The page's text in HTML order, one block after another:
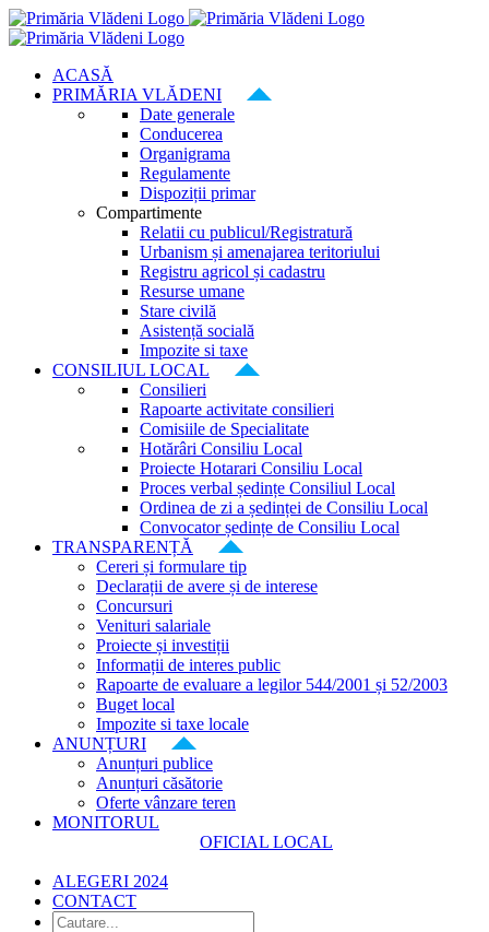
Skip
to
ACASĂ
PRIMĂRIA VLĂDENI
Date generale
Conducerea
Organigrama
Regulamente
Dispoziții primar
Compartimente
Relatii cu publicul/Registratură
Urbanism și amenajarea teritoriului
Registru agricol și cadastru
Resurse umane
Stare civilă
Asistență socială
Impozite si taxe
CONSILIUL LOCAL
Consilieri
Rapoarte activitate consilieri
Comisiile de Specialitate
Hotărâri Consiliu Local
Proiecte Hotarari Consiliu Local
Proces verbal ședințe Consiliul Local
Ordinea de zi a ședinței de Consiliu Local
Convocator ședințe de Consiliu Local
TRANSPARENȚĂ
Cereri și formulare tip
Declarații de avere și de interese
Concursuri
Venituri salariale
Proiecte și investiții
Informații de interes public
Rapoarte de evaluare a legilor 544/2001 și 52/2003
Buget local
Impozite si taxe locale
ANUNȚURI
Anunțuri publice
Anunțuri căsătorie
Oferte vânzare teren
MONITORUL
OFICIAL LOCAL
ALEGERI 2024
CONTACT
Cautare...